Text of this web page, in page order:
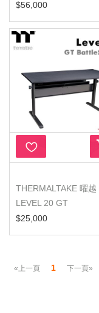
電競桌
$56,000
THERMALTAKE 曜越
LEVEL 20 GT
BATTLESTATION 電
$25,000
«上一頁 1 下一頁»